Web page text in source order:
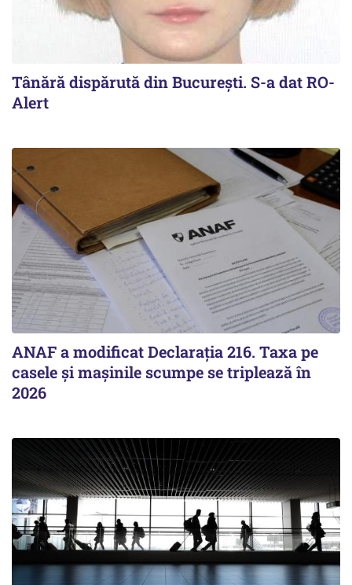
Tânără dispărută din Bucureşti. S-a dat RO-
Alert
ANAF a modificat Declarația 216. Taxa pe
casele și mașinile scumpe se triplează în
2026